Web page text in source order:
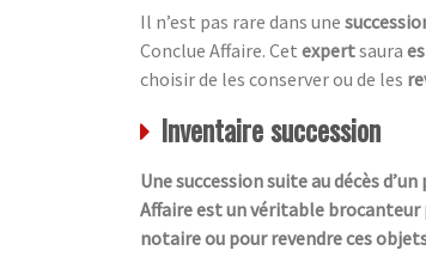
Il n’est pas rare dans une
Conclue Affaire. Cet expertsaura
choisir de les conserver ou de les
Inventaire succession
Une succession suite au décès
Affaire est un véritable brocanteur
notaire ou pour revendre ces